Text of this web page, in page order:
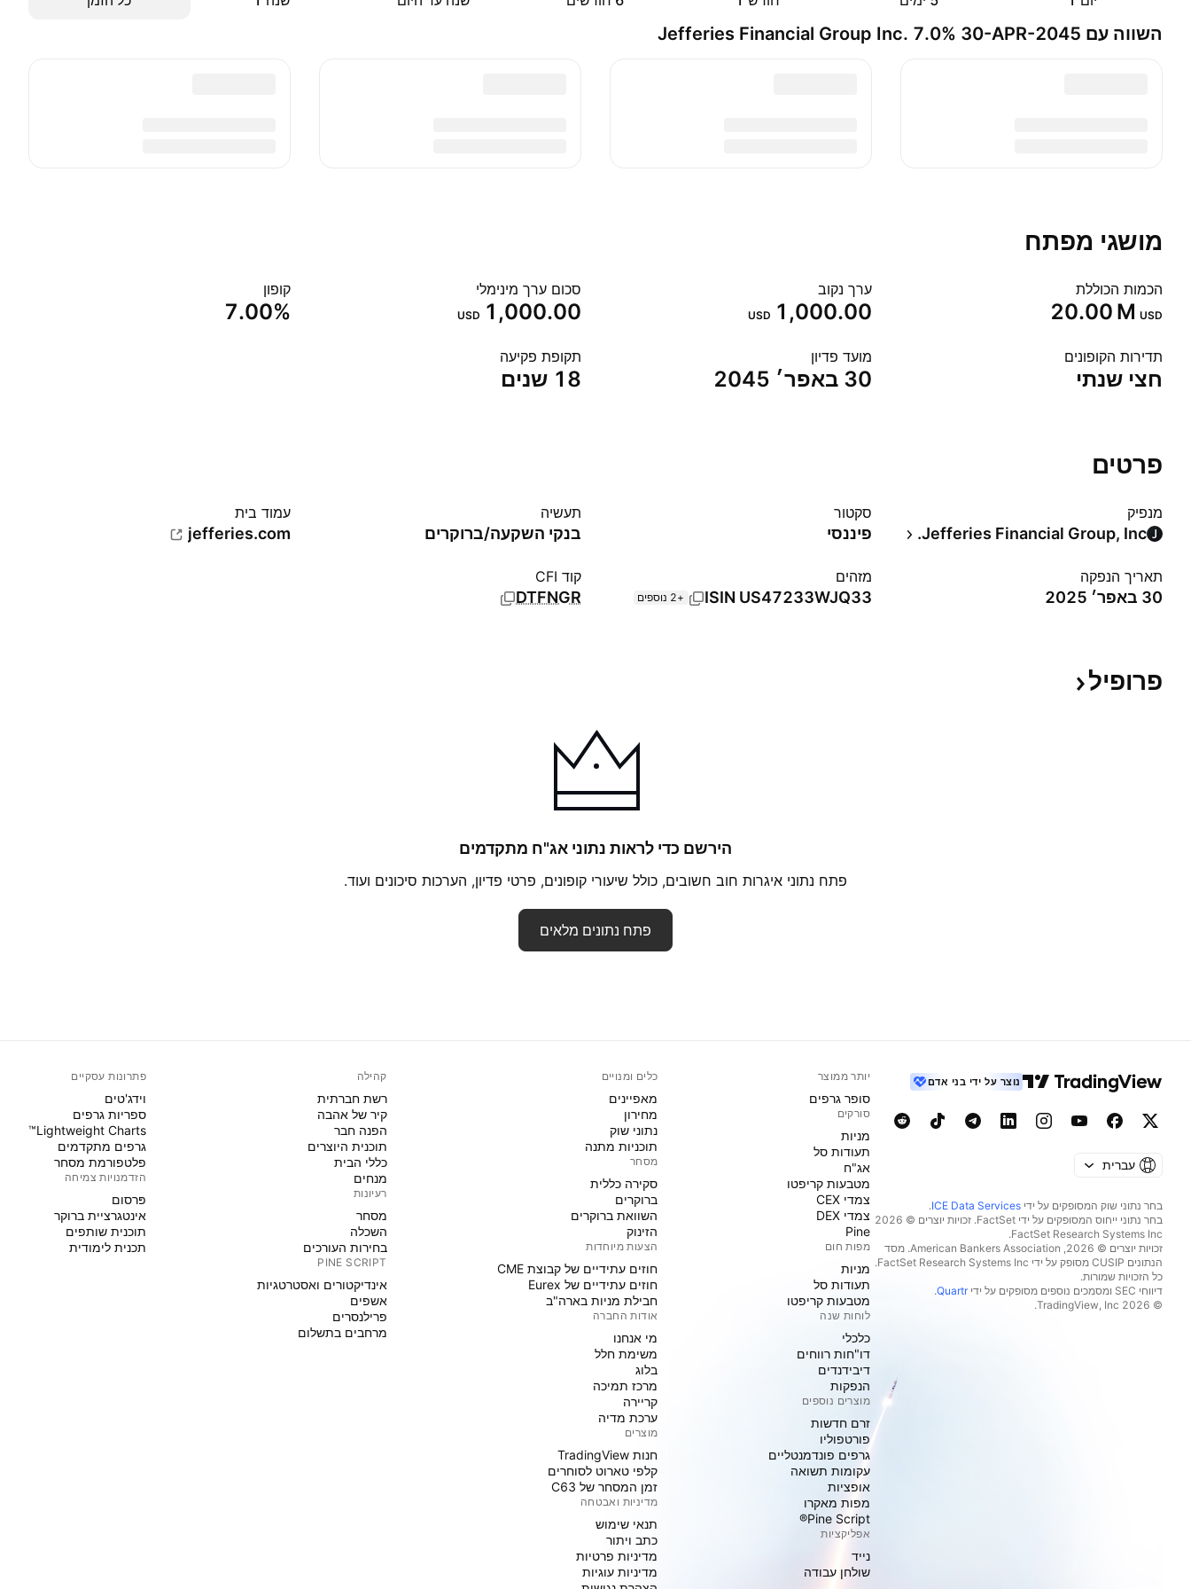
השווה עם Jefferies Financial Group Inc. 7.0% 30-APR-2045
מושגי מפתח
הכמות הכוללת
‪20.00 M‬ USD
ערך נקוב
1,000.00
USD
סכום ערך מינימלי
1,000.00
USD
קופון
7.00%
תדירות הקופונים
חצי שנתי
מועד פדיון
30 באפר׳ 2045
תקופת פקיעה
18 שנים
פרטים
מנפיק
Jefferies Financial Group, Inc.
סקטור
פיננסי
תעשיה
בנקי השקעה/ברוקרים
עמוד בית
jefferies.com
תאריך הנפקה
30 באפר׳ 2025
מזהים
ISIN US47233WJQ33 +2 נוספים
קוד CFI
DTFNGR
פרופיל
הירשם כדי לראות נתוני אג"ח מתקדמים
פתח נתוני איגרות חוב חשובים, כולל שיעורי קופונים, פרטי פדיון, הערכות סיכונים ועוד.
פתח נתונים מלאים
נוצר על ידי בני אדם
עברית
בחר נתוני שוק המסופקים על ידי ICE Data Services
.
בחר נתוני ייחוס המסופקים על ידי FactSet. זכויות יוצרים © 2026
זכויות יוצרים © 2026, ‏American Bankers Association. מסד
הנתונים CUSIP מסופק על ידי FactSet Research Systems Inc.
כל הזכויות שמורות.
דיווחי SEC ומסמכים נוספים מסופקים על ידי
Quartr
.
© 2026 ‏TradingView, Inc.‏
יותר ממוצר
סופר גרפים
סורקים
מניות‏
תעודות סל
אג"ח
מטבעות קריפטו
צמדי CEX
צמדי DEX
Pine
מפות חום
מניות‏
תעודות סל
מטבעות קריפטו
לוחות שנה
כלכלי
דו"חות רווחים
דיבידנדים
הנפקות
מוצרים נוספים
זרם חדשות
פורטפוליו
גרפים פונדמנטליים
עקומות תשואה
אופציות
מפות מאקרו
Pine Script®
אפליקציות
נייד
שולחן עבודה
כלים ומנויים
מאפיינים
מחירון
נתוני שוק
תוכניות מתנה
מסחר
סקירה כללית
ברוקרים
השוואת ברוקרים
הזינוק
הצעות מיוחדות
חוזים עתידיים של קבוצת CME
חוזים עתידיים של Eurex
חבילת מניות בארה"ב
אודות החברה
מי אנחנו
משימת חלל
בלוג
מרכז תמיכה
קריירה
ערכת מדיה
מוצרים
חנות TradingView
קלפי טארוט לסוחרים
זמן המסחר של C63
מדיניות ואבטחה
תנאי שימוש
כתב ויתור
מדיניות פרטיות
מדיניות עוגיות
קהילה
רשת חברתית
קיר של אהבה
הפנה חבר
תוכנית היוצרים
כללי הבית
מנחים
רעיונות
מסחר
השכלה
בחירות העורכים
PINE SCRIPT
אינדיקטורים ואסטרטגיות
אשפים
פרילנסרים
מרחבים בתשלום
פתרונות עסקיים
וידג'טים
ספריות גרפים
Lightweight Charts™
גרפים מתקדמים
פלטפורמת מסחר
הזדמנויות צמיחה
פּרסום
אינטגרציית ברוקר
תוכנית שותפים
תכנית לימודית